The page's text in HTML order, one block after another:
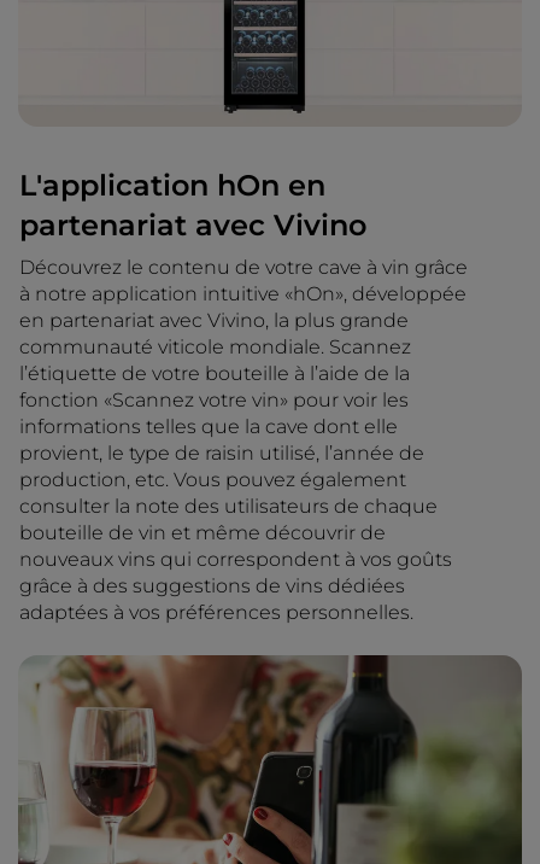
L'application hOn en
partenariat avec Vivino
Découvrez le contenu de votre cave à vin grâce
à notre application intuitive «hOn», développée
en partenariat avec Vivino, la plus grande
communauté viticole mondiale. Scannez
l’étiquette de votre bouteille à l’aide de la
fonction «Scannez votre vin» pour voir les
informations telles que la cave dont elle
provient, le type de raisin utilisé, l’année de
production, etc. Vous pouvez également
consulter la note des utilisateurs de chaque
bouteille de vin et même découvrir de
nouveaux vins qui correspondent à vos goûts
grâce à des suggestions de vins dédiées
adaptées à vos préférences personnelles.